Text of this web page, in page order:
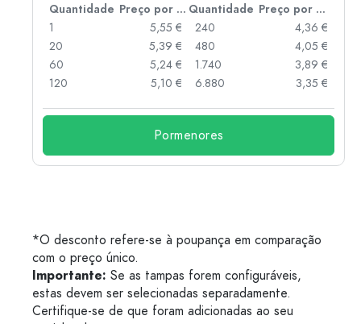
Quantidade Preço por peça Quantidade
Preço por peça
1
5,55 €
20
5,39 €
60
5,24 €
120
5,10 €
240
4,36 €
480
4,05 €
1.740
3,89 €
6.880
3,35 €
Pormenores
*O desconto refere-se à poupança em comparação
com o preço único.
Importante: Se as tampas forem configuráveis,
estas devem ser selecionadas separadamente.
Certifique-se de que foram adicionadas ao seu